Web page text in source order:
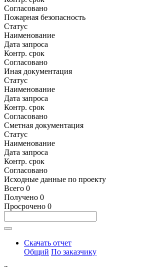
Согласовано
Пожарная безопасность
Статус
Наименование
Дата запроса
Контр. срок
Согласовано
Иная документация
Статус
Наименование
Дата запроса
Контр. срок
Согласовано
Сметная документация
Статус
Наименование
Дата запроса
Контр. срок
Согласовано
Исходные данные по проекту
Всего 0
Получено 0
Просрочено 0
Скачать отчет
Общий По заказчику